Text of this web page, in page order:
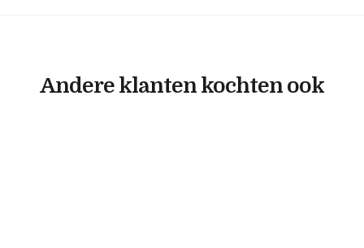
Andere klanten kochten ook